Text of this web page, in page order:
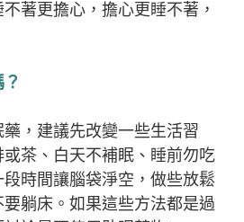
著更擔心，擔心更睡不著，
，建議先改變一些生活習
茶、白天不補眠、睡前勿吃
時間讓腦袋淨空，做些放鬆
躺床。如果這些方法都是過